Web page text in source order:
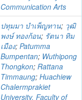
Communication Arts
ปทุมมา บําเพ็ญทาน; วุฒิ
พงษ์ ทองก้อน; รัตนา ทิม
เมือง; Patumma
Bumpentan; Wuthipong
Thongkon; Rattana
Timmaung; Huachiew
Chalermprakiet
University. Faculty of